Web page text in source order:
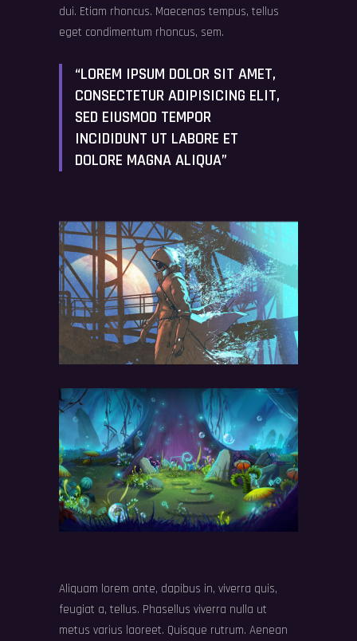
dui. Etiam rhoncus. Maecenas tempus, tellus
eget condimentum rhoncus, sem.
“LOREM IPSUM DOLOR SIT AMET,
CONSECTETUR ADIPISICING ELIT,
SED EIUSMOD TEMPOR
INCIDIDUNT UT LABORE ET
DOLORE MAGNA ALIQUA”
Aliquam lorem ante, dapibus in, viverra quis,
feugiat a, tellus. Phasellus viverra nulla ut
metus varius laoreet. Quisque rutrum. Aenean